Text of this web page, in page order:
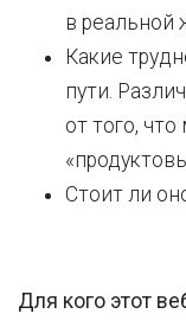
в реальной
Какие
пути.
от того,
Стоит ли
Для кого этот